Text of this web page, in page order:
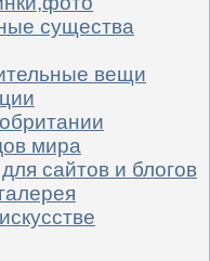
существа
вещи
мира
сайтов и блогов